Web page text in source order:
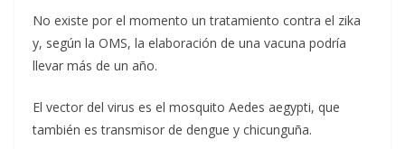
No existe por el momento un tratamiento contra el zika
y, según la OMS, la elaboración de una vacuna podría
llevar más de un año.
El vector del virus es el mosquito Aedes aegypti, que
también es transmisor de dengue y chicunguña.